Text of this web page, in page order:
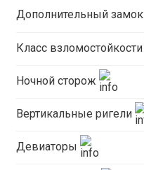
Дополнительный замок
Класс взломостойкости
Ночной сторож
Вертикальные ригели
Девиаторы